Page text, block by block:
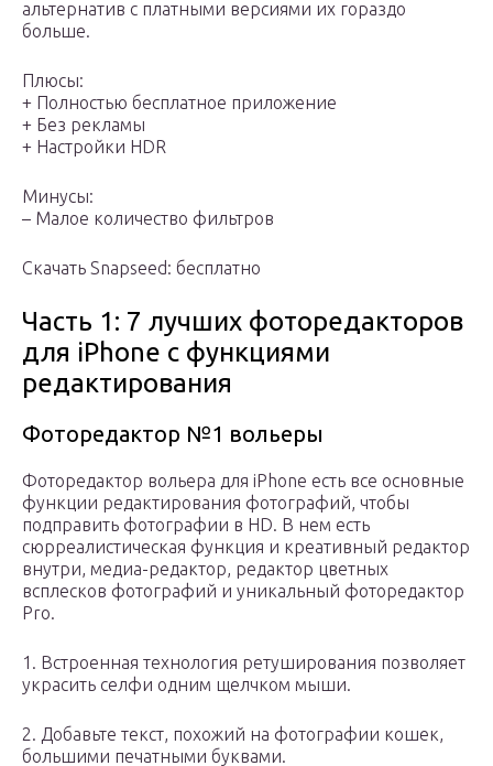
альтернатив с платными версиями их гораздо
больше.
Плюсы:
+ Полностью бесплатное приложение
+ Без рекламы
+ Настройки HDR
Минусы:
– Малое количество фильтров
Скачать Snapseed: бесплатно
Часть 1: 7 лучших фоторедакторов
для iPhone с функциями
редактирования
Фоторедактор №1 вольеры
Фоторедактор вольера для iPhone есть все основные
функции редактирования фотографий, чтобы
подправить фотографии в HD. В нем есть
сюрреалистическая функция и креативный редактор
внутри, медиа-редактор, редактор цветных
всплесков фотографий и уникальный фоторедактор
Pro.
1. Встроенная технология ретуширования позволяет
украсить селфи одним щелчком мыши.
2. Добавьте текст, похожий на фотографии кошек,
большими печатными буквами.